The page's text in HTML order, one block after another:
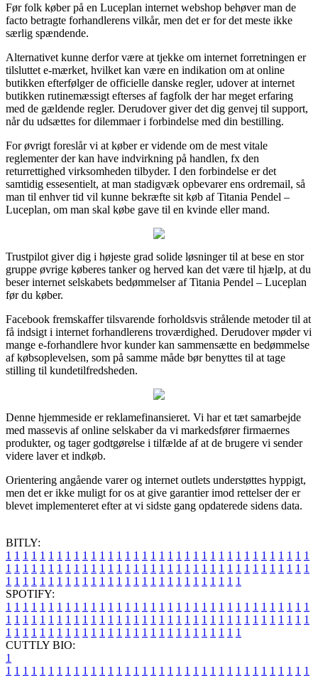
Før folk køber på en Luceplan internet webshop behøver man de
facto betragte forhandlerens vilkår, men det er for det meste ikke
særlig spændende.
Alternativet kunne derfor være at tjekke om internet forretningen er
tilsluttet e-mærket, hvilket kan være en indikation om at online
butikken efterfølger de officielle danske regler, udover at internet
butikken rutinemæssigt efterses af fagfolk der har meget erfaring
med de gældende regler. Derudover giver det dig genvej til support,
når du udsættes for dilemmaer i forbindelse med din bestilling.
For øvrigt foreslår vi at køber er vidende om de mest vitale
reglementer der kan have indvirkning på handlen, fx den
returrettighed virksomheden tilbyder. I den forbindelse er det
samtidig essesentielt, at man stadigvæk opbevarer ens ordremail, så
man til enhver tid vil kunne bekræfte sit køb af Titania Pendel –
Luceplan, om man skal købe gave til en kvinde eller mand.
Trustpilot giver dig i højeste grad solide løsninger til at bese en stor
gruppe øvrige køberes tanker og herved kan det være til hjælp, at du
beser internet selskabets bedømmelser af Titania Pendel – Luceplan
før du køber.
Facebook fremskaffer tilsvarende forholdsvis strålende metoder til at
få indsigt i internet forhandlerens troværdighed. Derudover møder vi
mange e-forhandlere hvor kunder kan sammensætte en bedømmelse
af købsoplevelsen, som på samme måde bør benyttes til at tage
stilling til kundetilfredsheden.
Denne hjemmeside er reklamefinansieret. Vi har et tæt samarbejde
med massevis af online selskaber da vi markedsfører firmaernes
produkter, og tager godtgørelse i tilfælde af at de brugere vi sender
videre laver et indkøb.
Orientering angående varer og internet outlets understøttes hyppigt,
men det er ikke muligt for os at give garantier imod rettelser der er
blevet implementeret efter at vi sidste gang opdaterede sidens data.
BITLY:
1 1 1 1 1 1 1 1 1 1 1 1 1 1 1 1 1 1 1 1 1 1 1 1 1 1 1 1 1 1 1 1 1 1 1 1
1 1 1 1 1 1 1 1 1 1 1 1 1 1 1 1 1 1 1 1 1 1 1 1 1 1 1 1 1 1 1 1 1 1 1 1
1 1 1 1 1 1 1 1 1 1 1 1 1 1 1 1 1 1 1 1 1 1 1 1 1 1 1 1
SPOTIFY:
1 1 1 1 1 1 1 1 1 1 1 1 1 1 1 1 1 1 1 1 1 1 1 1 1 1 1 1 1 1 1 1 1 1 1 1
1 1 1 1 1 1 1 1 1 1 1 1 1 1 1 1 1 1 1 1 1 1 1 1 1 1 1 1 1 1 1 1 1 1 1 1
1 1 1 1 1 1 1 1 1 1 1 1 1 1 1 1 1 1 1 1 1 1 1 1 1 1 1 1
CUTTLY BIO:
1
1 1 1 1 1 1 1 1 1 1 1 1 1 1 1 1 1 1 1 1 1 1 1 1 1 1 1 1 1 1 1 1 1 1 1 1